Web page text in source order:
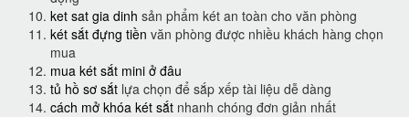
ket sat gia dinh sản phẩm két an toàn cho văn phòng
két sắt đựng tiền văn phòng được nhiều khách hàng chọn
mua
mua két sắt mini ở đâu
tủ hồ sơ sắt lựa chọn để sắp xếp tài liệu dễ dàng
cách mở khóa két sắt nhanh chóng đơn giản nhất